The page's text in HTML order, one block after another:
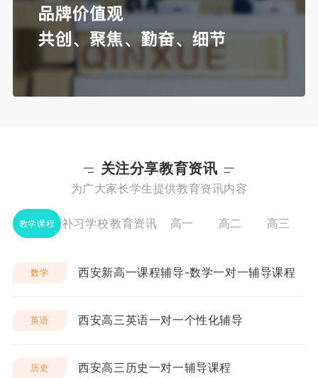
关注分享教育资讯
INFORMATION
为广大家长学生提供教育资讯内容
教学课程 补习学校教育资讯 高一 高二 高三
数学 西安新高一课程辅导-数学一对一辅导课程
英语 西安高三英语一对一个性化辅导
历史 西安高三历史一对一辅导课程